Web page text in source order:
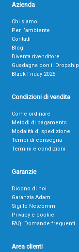
Azienda
Chi siamo
Per l’ambiente
Contatti
Blog
Diventa rivenditore
Guadagna con il Dropship
Black Friday 2025
Condizioni di vendita
Come ordinare
Metodi di pagamento
Modalità di spedizione
Tempi di consegna
Termini e condizioni
Garanzie
Dicono di noi
Garanzia Adam
Sigillo Netcomm
Privacy e cookie
FAQ: Domande frequenti
Area clienti